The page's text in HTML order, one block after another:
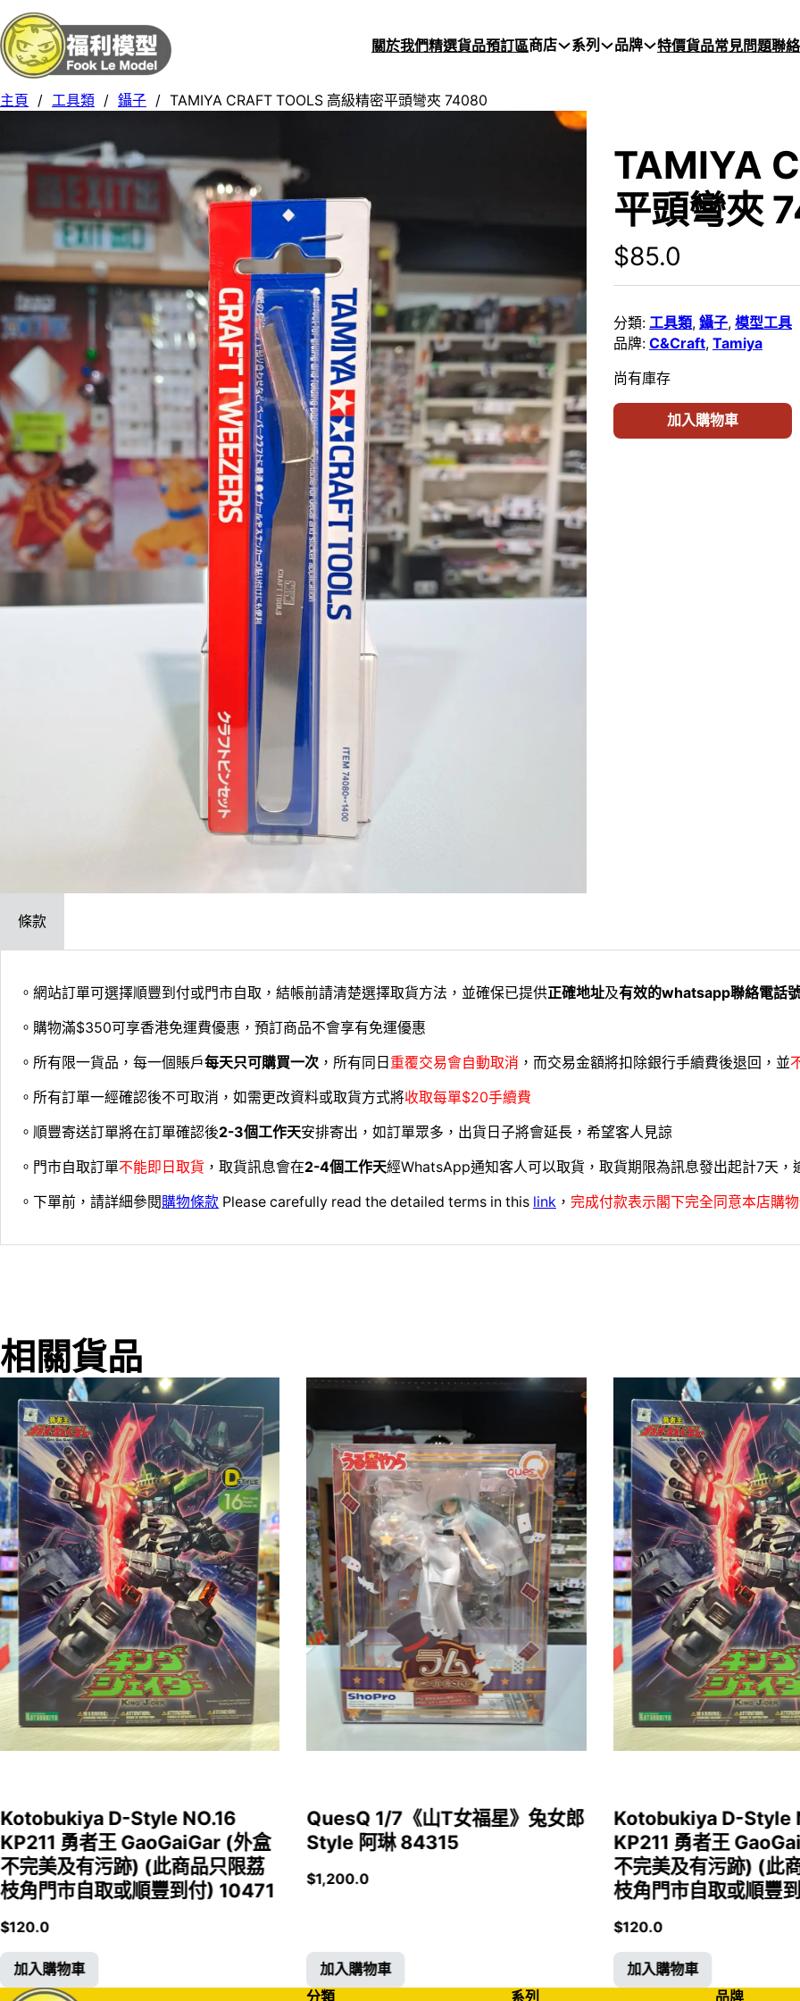
關於我們精選貨品預訂區商店 系列 品牌 特價貨品常見問題聯
主頁 / 工具類 / 鑷子 / TAMIYA CRAFT TOOLS 高級精密平頭彎夾 74080
TAMIYA
平頭彎夾
$85.0
分類: 工具類, 鑷子, 模型工具
品牌: C&Craft, Tamiya
尚有庫存
加入購物車
條款
。網站訂單可選擇順豐到付或門市自取，結帳前請清楚選擇取貨方法，並確保已提供正確地址及有效的whatsapp聯絡電話
。購物滿$350可享香港免運費優惠，預訂商品不會享有免運優惠
。所有限一貨品，每一個賬戶每天只可購買一次 ，所有同日 重覆交易會自動取消 ，而交易金額將扣除銀行手續費後退回，並
。所有訂單一經確認後不可取消，如需更改資料或取貨方式將收取每單$20手續費
。順豐寄送訂單將在訂單確認後2-3個工作天安排寄出，如訂單眾多，出貨日子將會延長，希望客人見諒
。門市自取訂單不能即日取貨 ，取貨訊息會在2-4個工作天經WhatsApp通知客人可以取貨，取貨期限為訊息發出起計7天，
。下單前，請詳細參閱購物條款 Please carefully read the detailed terms in this link ， 完成付款表示閣下完全同意本店購
相關貨品
Kotobukiya D-Style NO.16
KP211 勇者王 GaoGaiGar (外盒
不完美及有污跡) (此商品只限荔
枝角門市自取或順豐到付) 10471
$120.0
加入購物車
QuesQ 1/7《山T女福星》兔女郎
Style 阿琳 84315
$1,200.0
加入購物車
Kotobukiya D-Style
KP211 勇者王
不完美及有污跡) (此
枝角門市自取或順豐
$120.0
加入購物車
分類
系列 品牌